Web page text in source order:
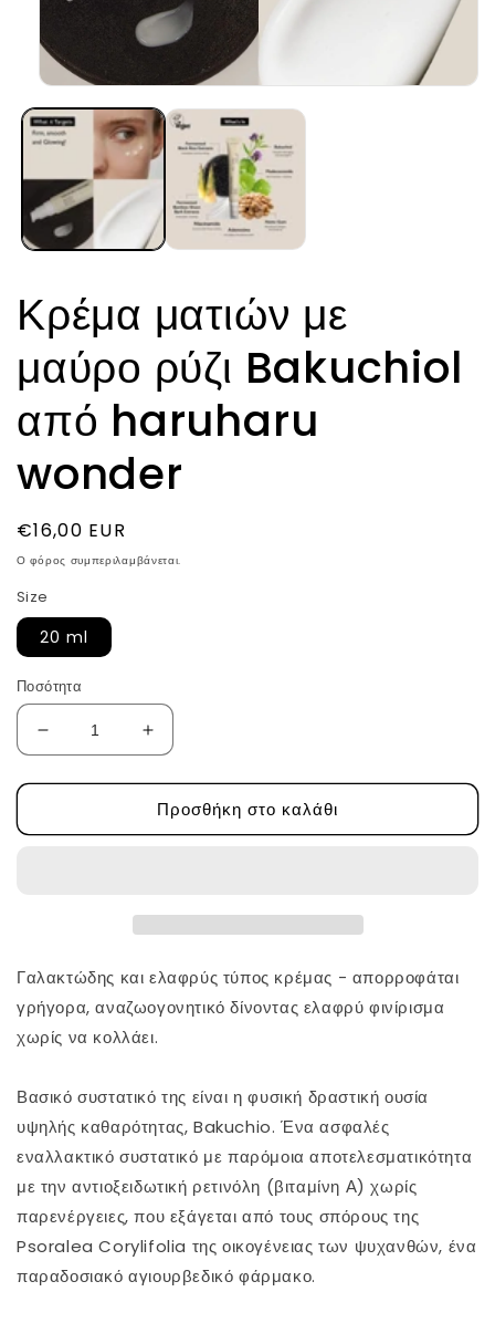
μέσου
1
στο
παράθυρο
Κρέμα ματιών με
μαύρο ρύζι Bakuchiol
από haruharu
wonder
Κανονική
τιμή
€16,00 EUR
Ο φόρος συμπεριλαμβάνεται.
Size
20 ml
Ποσότητα
Μείωση
ποσότητας
για
ματιών
haruharu
Αύξηση
ποσότητας
για
Κρέμα
ματιών
haruharu
Προσθήκη στο καλάθι
Γαλακτώδης και ελαφρύς τύπος κρέμας - απορροφάται
γρήγορα, αναζωογονητικό δίνοντας ελαφρύ φινίρισμα
χωρίς να κολλάει.
Βασικό συστατικό της είναι η φυσική δραστική ουσία
υψηλής καθαρότητας, Bakuchio. Ένα ασφαλές
εναλλακτικό συστατικό με παρόμοια αποτελεσματικότητα
με την αντιοξειδωτική ρετινόλη (βιταμίνη Α) χωρίς
παρενέργειες, που εξάγεται από τους σπόρους της
Psoralea Corylifolia της οικογένειας των ψυχανθών, ένα
παραδοσιακό αγιουρβεδικό φάρμακο.